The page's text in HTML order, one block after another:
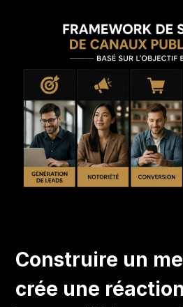
Construire un
crée une réaction